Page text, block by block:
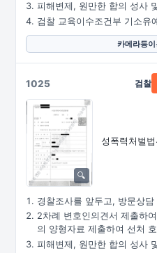
피해변제, 원만한 합의 성사
검찰 교육이수조건부 기소유
카메라등
1025
성폭력처벌
검찰
경찰조사를 앞두고, 방문상담
2차례 변호인의견서 제출하
의 양형자료 제출하여 선처
피해변제, 원만한 합의 성사